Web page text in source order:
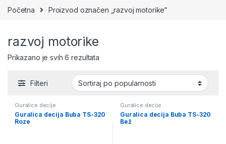
Početna Proizvod označen „razvoj motorike“
razvoj motorike
Prikazano je svih 6 rezultataSortirano po popularnosti
Filteri
Guralice decije
Guralica decija Buba TS-320
Roze
Guralice decije
Guralica decija Buba TS-320
Bež